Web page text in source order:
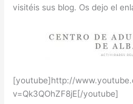
visitéis sus blog. Os dejo el
[youtube]http://
v=Qk3QOhZF8jE[/youtube]